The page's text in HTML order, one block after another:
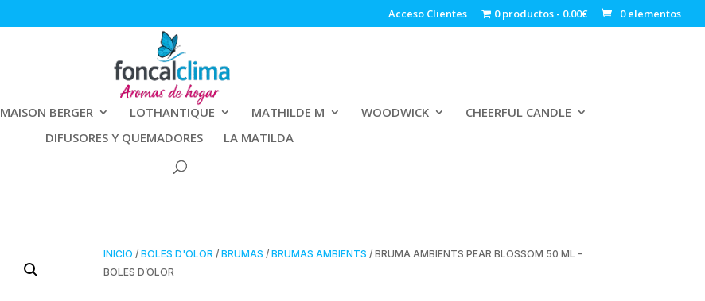
Acceso Clientes 0 productos 0.00€ 0 elementos
MAISON BERGER LOTHANTIQUE MATHILDE M WOODWICK
CHEERFUL CANDLE
DIFUSORES Y QUEMADORES
LA MATILDA
INICIO /BOLES D'OLOR /BRUMAS /BRUMAS AMBIENTS / BRUMA AMBIENTS PEAR BLOSSOM 50 ML –
BOLES D’OLOR